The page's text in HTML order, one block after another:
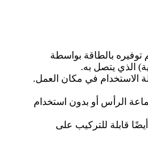
الذي يتصل به.
الاستخدام في مكان العمل.
الرأس أو بدون استخدام
قابلة للتركيب على